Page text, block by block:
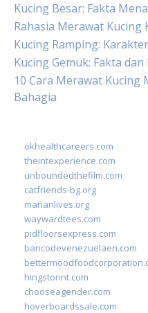
Kucing Besar: Fakta
Rahasia Merawat Kucing
Kucing Ramping:
Kucing Gemuk: Fakta
10 Cara Merawat Kucing
Bahagia
okhealthcareers.com
theintexperience.com
unboundedthefilm.com
catfriends-bg.org
marianlives.org
waywardtees.com
pidfloorsexpress.com
bancodevenezuelaen.com
hingstonnt.com
chooseagender.com
hoverboardssale.com